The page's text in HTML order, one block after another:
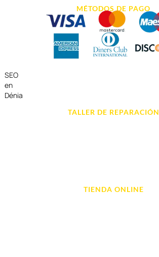
MÉTODOS DE PAGO
SEO
en
Dénia
TALLER DE REPARACIÓN
TIENDA ONLINE